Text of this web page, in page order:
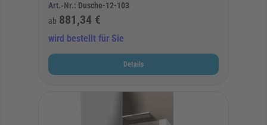
Art.-Nr.: Dusche-12-103
ab 881,34 €
wird bestellt für Sie
Details